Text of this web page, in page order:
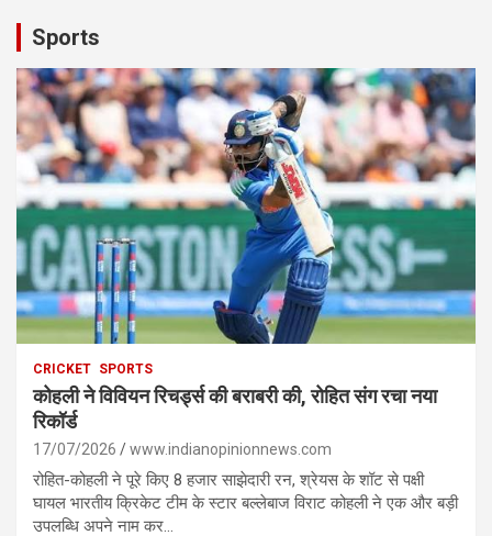
Sports
CRICKET SPORTS
कोहली ने विवियन रिचर्ड्स की बराबरी की, रोहित संग रचा नया
रिकॉर्ड
17/07/2026 www.indianopinionnews.com
रोहित-कोहली ने पूरे किए 8 हजार साझेदारी रन, श्रेयस के शॉट से पक्षी
घायल भारतीय क्रिकेट टीम के स्टार बल्लेबाज विराट कोहली ने एक और बड़ी
उपलब्धि अपने नाम कर…